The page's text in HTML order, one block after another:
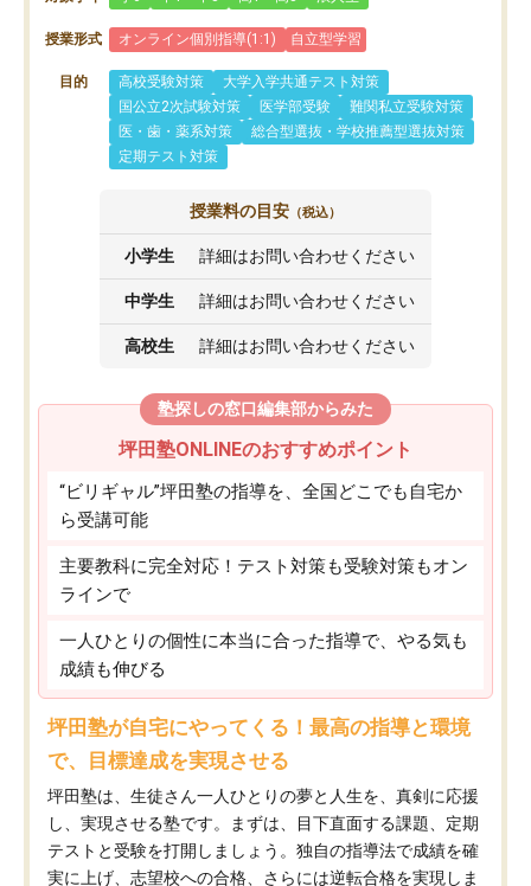
授業形式 オンライン個別指導(1:1) 自立型学習
目的 高校受験対策
大学入学共通テスト対策
国公立2次試験対策
医学部受験
難関私立受験対策
医・歯・薬系対策
総合型選抜・学校推薦型選抜対策
定期テスト対策
授業料の目安 （税込）
小学生 詳細はお問い合わせください
中学生 詳細はお問い合わせください
高校生 詳細はお問い合わせください
塾探しの窓口編集部からみた
坪田塾ONLINEのおすすめポイント
“ビリギャル”坪田塾の指導を、全国どこでも自宅か
ら受講可能
主要教科に完全対応！テスト対策も受験対策もオン
ラインで
一人ひとりの個性に本当に合った指導で、やる気も
成績も伸びる
坪田塾が自宅にやってくる！最高の指導と環境
で、目標達成を実現させる
坪田塾は、生徒さん一人ひとりの夢と人生を、真剣に応援
し、実現させる塾です。まずは、目下直面する課題、定期
テストと受験を打開しましょう。独自の指導法で成績を確
実に上げ、志望校への合格、さらには逆転合格を実現しま